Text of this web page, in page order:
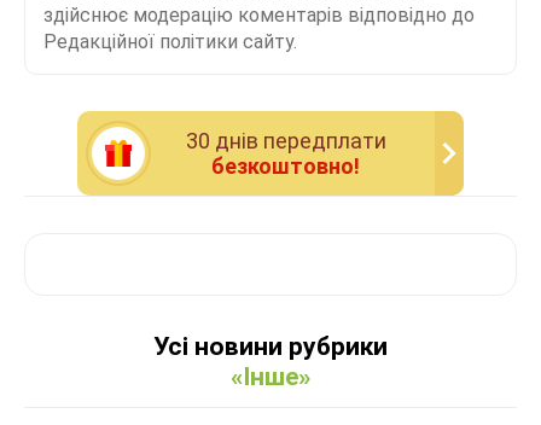
здійснює модерацію коментарів відповідно до
Редакційної політики сайту.
30 днiв передплати
безкоштовно!
Усі новини рубрики
«Інше»